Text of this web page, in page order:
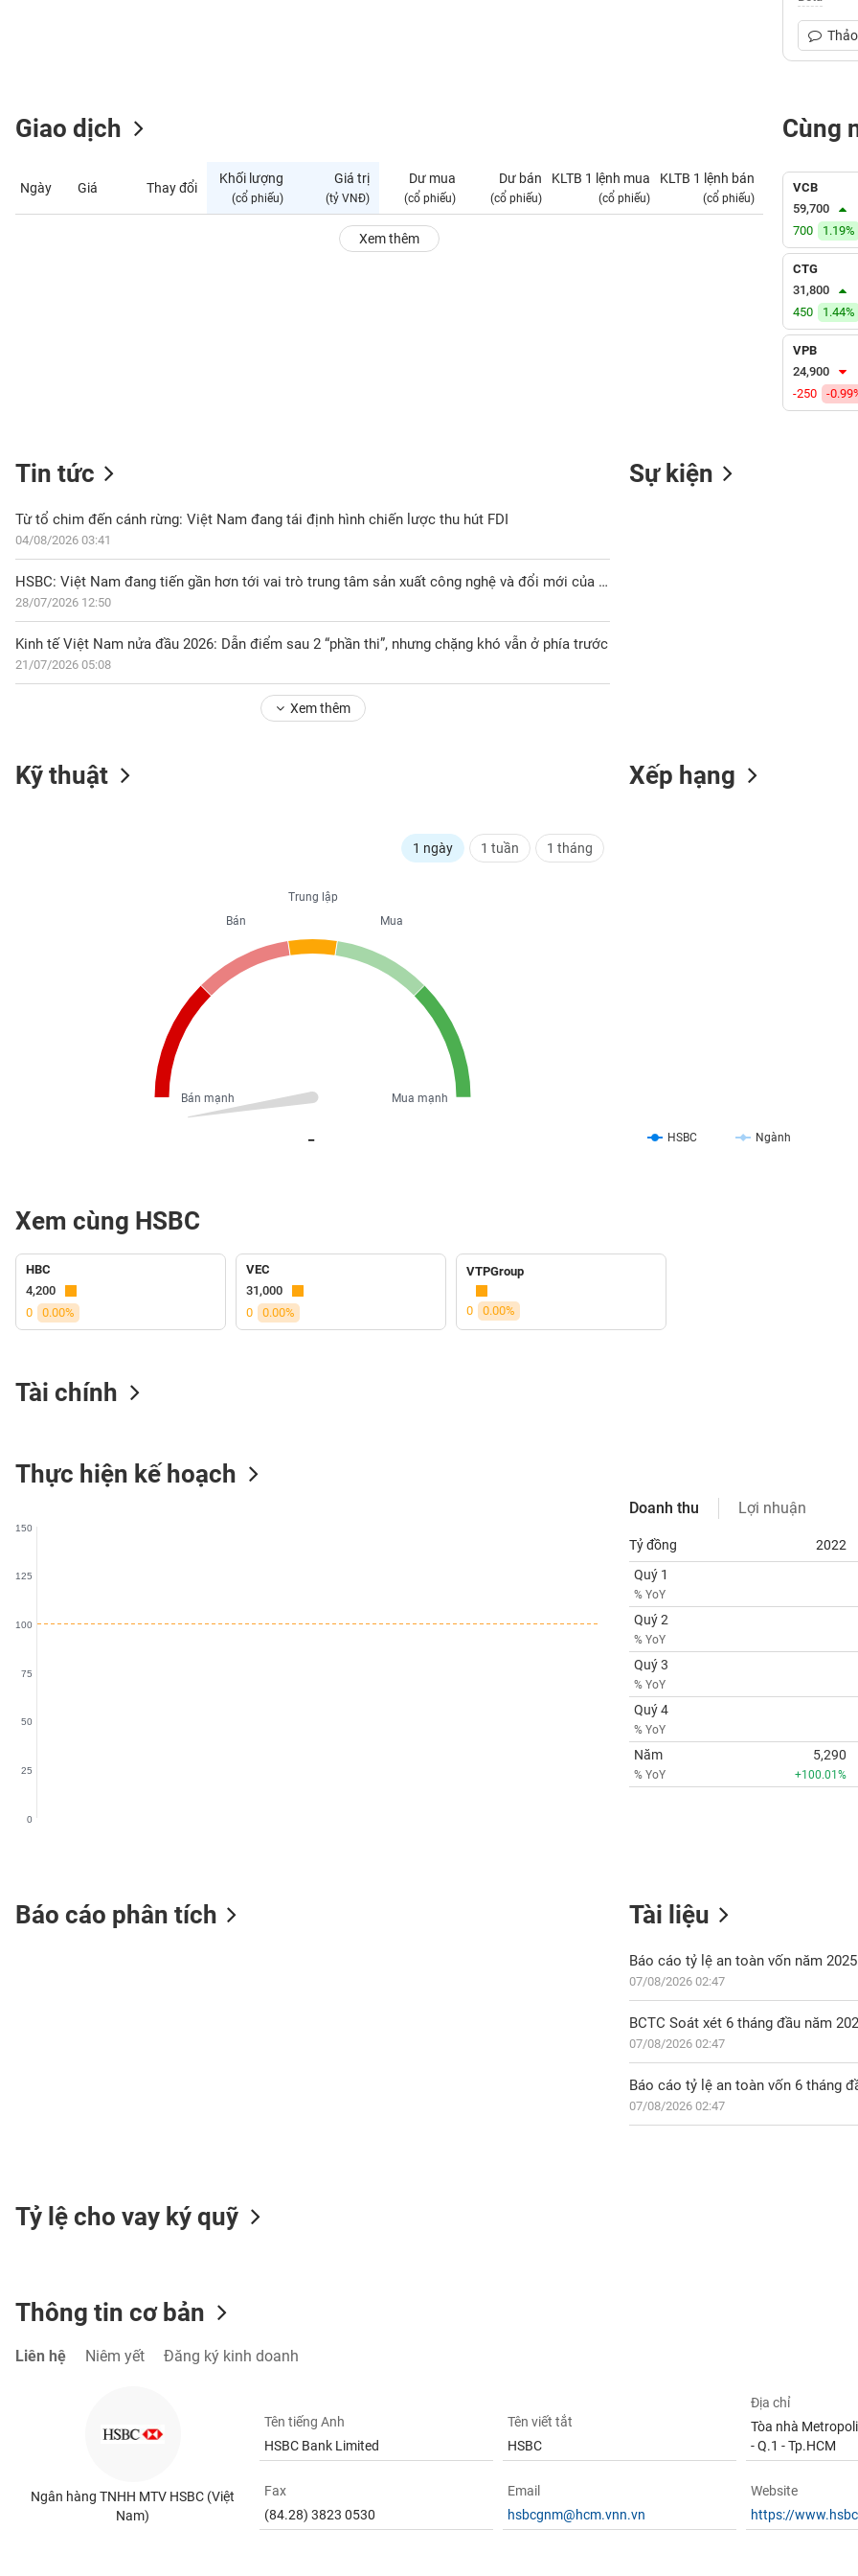
Giao dịch
Ngày Giá Thay đổi
Khối lượng
(cổ phiếu)
Giá trị
(tỷ VNĐ)
Dư mua
(cổ phiếu)
Dư bán
(cổ phiếu)
KLTB 1 lệnh mua
(cổ phiếu)
KLTB 1 lệnh bán
(cổ phiếu)
Xem thêm
Cùng
VCB
59,700
700
1.19%
CTG
31,800
450
1.44%
VPB
24,900
-250
-
Tin tức
Từ tổ chim đến cánh rừng: Việt Nam đang tái định hình chiến lược thu hút FDI
04/08/2026 03:41
HSBC: Việt Nam đang tiến gần hơn tới vai trò trung tâm sản xuất công nghệ và đổi mới của khu vực
28/07/2026 12:50
Kinh tế Việt Nam nửa đầu 2026: Dẫn điểm sau 2 “phần thi”, nhưng chặng khó vẫn ở phía trước
21/07/2026 05:08
Xem thêm
Sự kiện
Kỹ thuật
1 ngày 1 tuần 1 tháng
Trung lập
Mua
Mua mạnh
Bán
Bán mạnh
Xếp hạng
HSBC Ngành
Xem cùng HSBC
HBC
4,200
0
0.00%
VEC
31,000
0
0.00%
VTPGroup
0 0.00%
Tài chính
Thực hiện kế hoạch
0
50
100
150
25
75
125
Doanh thu Lợi nhuận
Tỷ đồng
2022
Quý 1
% YoY
Quý 2
% YoY
Quý 3
% YoY
Quý 4
% YoY
Năm
% YoY
5,290
+100.01%
Báo cáo phân tích Tài liệu
Báo cáo tỷ lệ an toàn vốn năm 2025
07/08/2026 02:47
BCTC Soát xét 6 tháng đầu năm
07/08/2026 02:47
Báo cáo tỷ lệ an toàn vốn 6 tháng
07/08/2026 02:47
Tỷ lệ cho vay ký quỹ
Thông tin cơ bản
Liên hệ Niêm yết Đăng ký kinh doanh
Ngân hàng TNHH MTV HSBC (Việt
Nam)
Tên tiếng Anh
HSBC Bank Limited
Tên viết tắt
HSBC
Địa chỉ
Tòa nhà
- Q.1 - Tp.HCM
Fax
(84.28) 3823 0530
Email
hsbcgnm@hcm.vnn.vn
Website
https://
CÁ
NHÂN
DOANH
NGHIỆP
CỔ
SINH
Ngành
(-)
VS-
SECTOR
KHỎE
CHÍNH